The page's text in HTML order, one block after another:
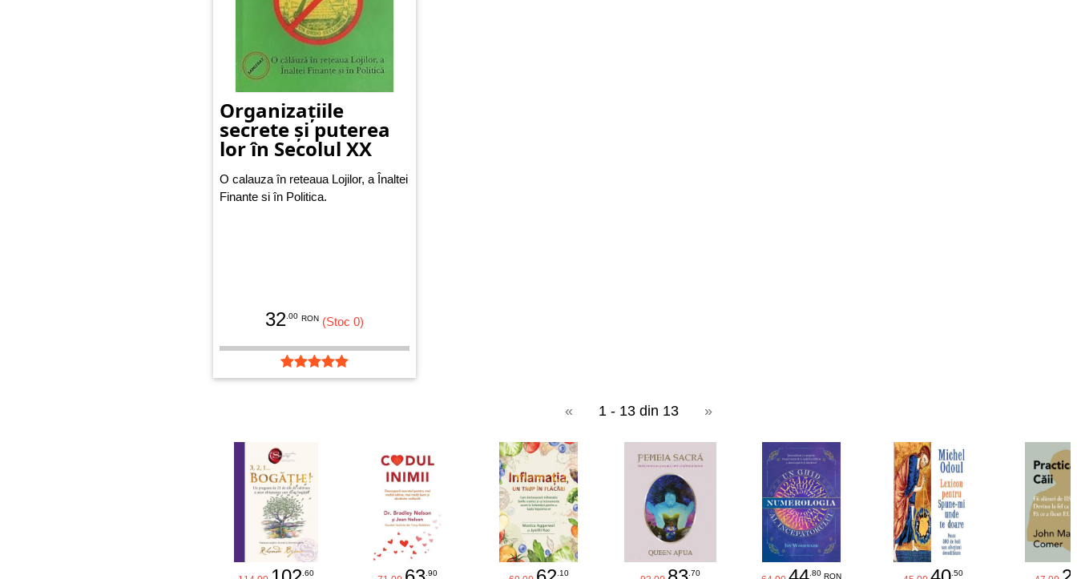
Organizațiile
secrete și puterea
lor în Secolul XX
O calauza în reteaua Lojilor, a Înaltei
Finante si în Politica.
32 .00 RON (Stoc 0)
« 1 - 13 din 13 »
.60 .90 .10 .70 .80 RON .50